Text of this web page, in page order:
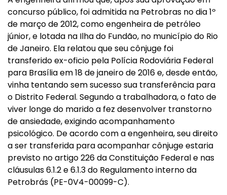
concurso público, foi admitida na Petrobras no dia 1º
de março de 2012, como engenheira de petróleo
júnior, e lotada na Ilha do Fundão, no município do Rio
de Janeiro. Ela relatou que seu cônjuge foi
transferido ex-oficio pela Polícia Rodoviária Federal
para Brasília em 18 de janeiro de 2016 e, desde então,
vinha tentando sem sucesso sua transferência para
o Distrito Federal. Segundo a trabalhadora, o fato de
viver longe do marido a fez desenvolver transtorno
de ansiedade, exigindo acompanhamento
psicológico. De acordo com a engenheira, seu direito
a ser transferida para acompanhar cônjuge estaria
previsto no artigo 226 da Constituição Federal e nas
cláusulas 6.1.2 e 6.1.3 do Regulamento interno da
Petrobrás (PE-0V4-00099-C).